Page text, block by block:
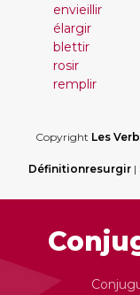
envieillir
élargir
blettir
rosir
remplir
Copyright Les
Définitionresurgir|